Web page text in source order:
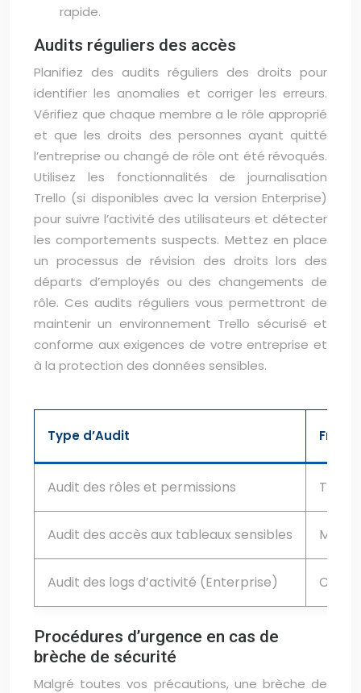
rapide.
Audits réguliers des accès
Planifiez des audits réguliers des droits pour
identifier les anomalies et corriger les erreurs.
Vérifiez que chaque membre a le rôle approprié
et que les droits des personnes ayant quitté
l’entreprise ou changé de rôle ont été révoqués.
Utilisez les fonctionnalités de journalisation
Trello (si disponibles avec la version Enterprise)
pour suivre l’activité des utilisateurs et détecter
les comportements suspects. Mettez en place
un processus de révision des droits lors des
départs d’employés ou des changements de
rôle. Ces audits réguliers vous permettront de
maintenir un environnement Trello sécurisé et
conforme aux exigences de votre entreprise et
à la protection des données sensibles.
Type d’Audit
Audit des rôles et permissions
Audit des accès aux tableaux sensibles
Audit des logs d’activité (Enterprise)
Procédures d’urgence en cas de
brèche de sécurité
Malgré toutes vos précautions, une brèche de